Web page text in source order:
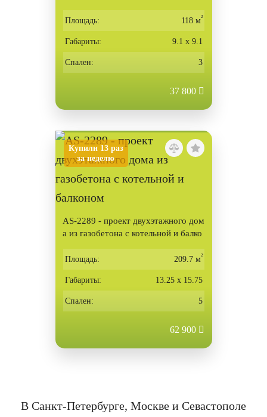
Площадь: 118 м²
Габариты: 9.1 х 9.1
Спален: 3
37 800
Купили 13 раз
за неделю
AS-2289 - проект двухэтажного дом
а из газобетона с котельной и балко
Площадь: 209.7 м²
Габариты: 13.25 х 15.75
Спален: 5
62 900
В Санкт-Петербурге, Москве и Севастополе